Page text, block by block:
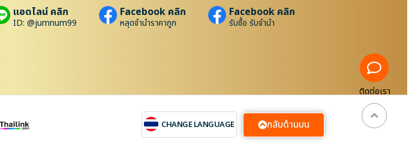
แอดไลน์ คลิก
ID: @jumnum99
Facebook คลิก
หลุดจำนำราคาถูก
Facebook คลิก
รับซื้อ รับจำนำ
CHANGE LANGUAGE กลับด้านบน
ติดต่อเรา